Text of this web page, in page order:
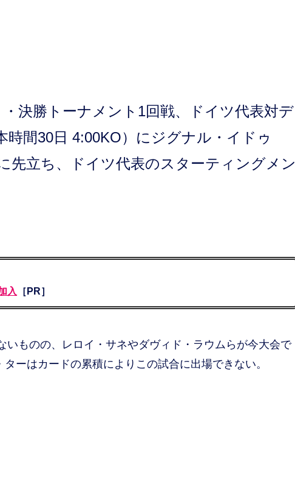
決勝トーナメント1回戦、ドイツ代表対デ
間30日 4:00KO）にジグナル・イドゥ
先立ち、ドイツ代表のスターティングメン
入 ［PR］
ものの、レロイ・サネやダヴィド・ラウムらが今大会で
ーはカードの累積によりこの試合に出場できない。